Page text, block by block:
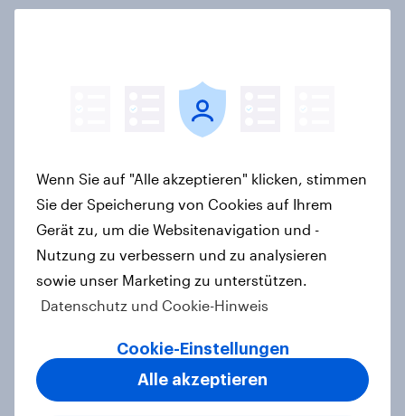
Deutsche FMCG-Marken führen
Ranking an
Wikipedia und CHECK24 Reisen
sind aktuelle Biggest Buzz Mover
von YouGov
Lufthansa verzeichnet stärksten
Imagegewinn unter allen Marken
Wenn Sie auf "Alle akzeptieren" klicken, stimmen
Sie der Speicherung von Cookies auf Ihrem
Gerät zu, um die Websitenavigation und -
Nutzung zu verbessern und zu analysieren
sowie unser Marketing zu unterstützen.
Datenschutz und Cookie-Hinweis
Cookie-Einstellungen
Alle akzeptieren